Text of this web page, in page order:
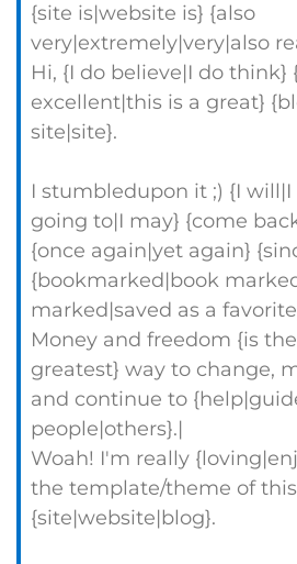
{site is|website is} {also
very|extremely|very|also
Hi, {I do believe|I do think}
excellent|this is a great}
site|site}.
I stumbledupon it ;) {I
going to|I may} {come
{once again|yet again}
{bookmarked|book
marked|saved as a
Money and freedom {is
greatest} way to change,
and continue to
people|others}.|
Woah! I'm really
the template/theme of this
{site|website|blog}.